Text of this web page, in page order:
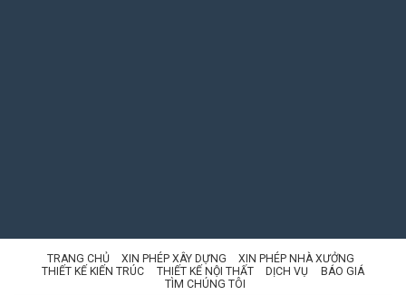
TRANG CHỦ XIN PHÉP XÂY DỰNG
XIN PHÉP NHÀ XƯỞNG
THIẾT KẾ KIẾN TRÚC
THIẾT KẾ NỘI THẤT DỊCH VỤ
BÁO GIÁ
TÌM CHÚNG TÔI